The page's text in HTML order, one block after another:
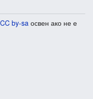
by-saосвен ако не е